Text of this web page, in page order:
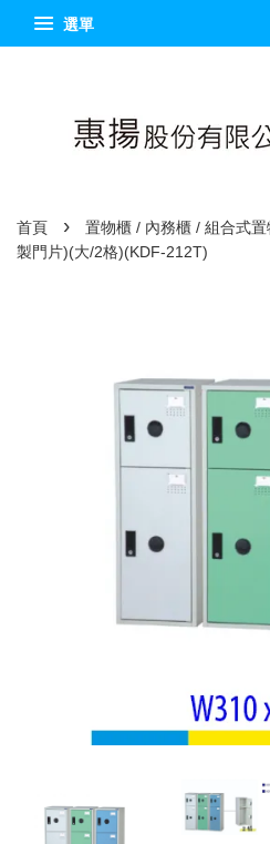
選單
首頁 ›
置物櫃 / 內務櫃 / 組合式
製門片)(大/2格)(KDF-212T)